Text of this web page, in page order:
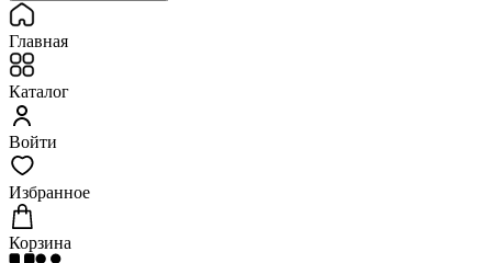
Главная
Каталог
Войти
Избранное
Корзина